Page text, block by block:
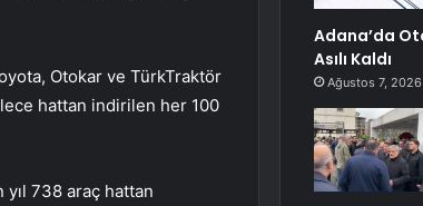
Otokar ve TürkTraktör
hattan indirilen her 100
yıl 738 araç hattan
Adana’da
Asılı Kaldı
Ağustos 7, 2026